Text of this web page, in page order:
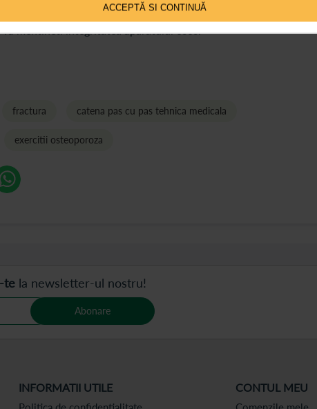
ACCEPTĂ SI CONTINUĂ
Alaturi de acestea, sportul si alimentatia bogata in
mentineti integritatea aparatului osos.
fractura catena pas cu pas tehnica medicala
exercitii osteoporoza
te la newsletter-ul nostru!
Abonare
INFORMATII UTILE CONTUL MEU